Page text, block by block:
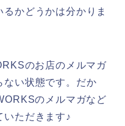
かどうかは分かりま
のお店のメルマガ
ない状態です。だか
のメルマガなど
いただきます♪